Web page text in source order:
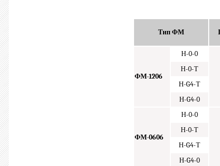
Тип ФМ
ФМ-1206
Н-0-0
Н-0-Т
Н-G4-Т
Н-G4-0
ФМ-0606
Н-0-0
Н-0-Т
Н-G4-Т
Н-G4-0